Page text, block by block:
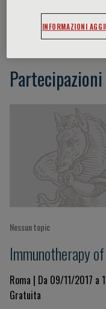
Luca Gattinoni
Nessun topic
Immunotherapy
Roma | Da 09/11/2017 a
Gratuita
INFORMAZIONI